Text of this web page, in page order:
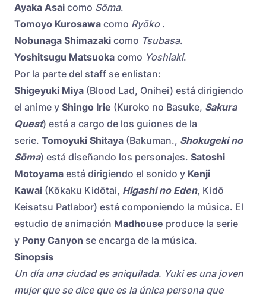
Ayaka Asai como Sōma.
Tomoyo Kurosawa como Ryōko .
Nobunaga Shimazaki como Tsubasa.
Yoshitsugu Matsuoka como Yoshiaki.
Por la parte del staff se enlistan:
Shigeyuki Miya (Blood Lad, Onihei) está dirigiendo
el anime y Shingo Irie (Kuroko no Basuke, Sakura
Quest) está a cargo de los guiones de la
serie. Tomoyuki Shitaya (Bakuman., Shokugeki no
Sōma) está diseñando los personajes. Satoshi
Motoyama está dirigiendo el sonido y Kenji
Kawai (Kōkaku Kidōtai, Higashi no Eden, Kidō
Keisatsu Patlabor) está componiendo la música. El
estudio de animación Madhouse produce la serie
y Pony Canyon se encarga de la música.
Sinopsis
Un día una ciudad es aniquilada. Yuki es una joven
mujer que se dice que es la única persona que